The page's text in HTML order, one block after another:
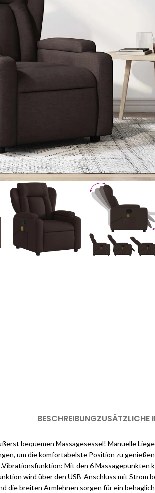
BESCHREIBUNGZUSÄTZLICHE
bequemen Massagesessel! Manuelle
um die komfortabelste Position zu
Mit den 6
wird über den USB-Anschluss mit
die breiten Armlehnen sorgen für ein